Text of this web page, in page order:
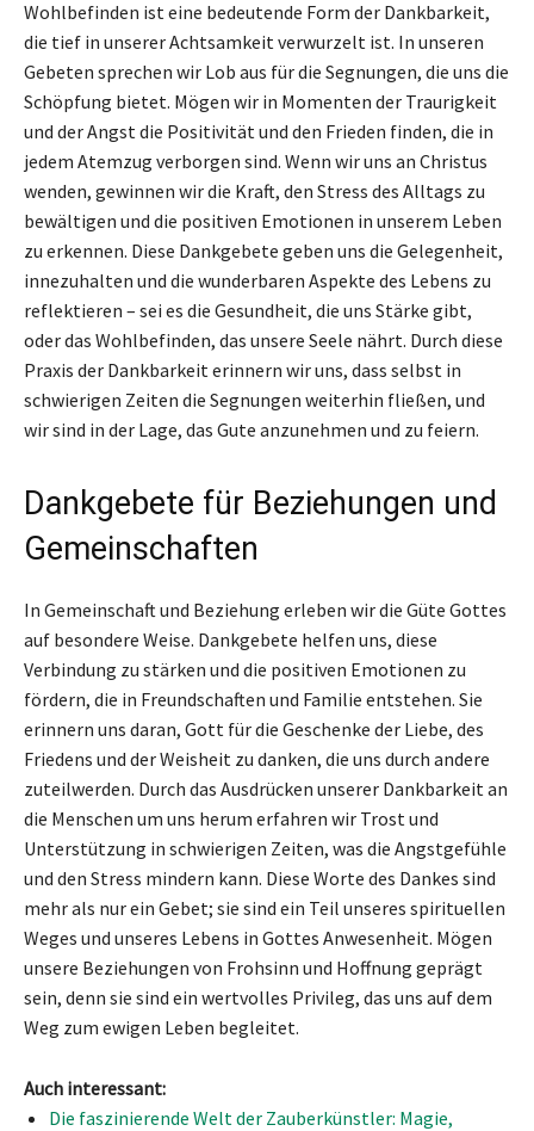
Wohlbefinden ist eine bedeutende Form der Dankbarkeit,
die tief in unserer Achtsamkeit verwurzelt ist. In unseren
Gebeten sprechen wir Lob aus für die Segnungen, die uns die
Schöpfung bietet. Mögen wir in Momenten der Traurigkeit
und der Angst die Positivität und den Frieden finden, die in
jedem Atemzug verborgen sind. Wenn wir uns an Christus
wenden, gewinnen wir die Kraft, den Stress des Alltags zu
bewältigen und die positiven Emotionen in unserem Leben
zu erkennen. Diese Dankgebete geben uns die Gelegenheit,
innezuhalten und die wunderbaren Aspekte des Lebens zu
reflektieren – sei es die Gesundheit, die uns Stärke gibt,
oder das Wohlbefinden, das unsere Seele nährt. Durch diese
Praxis der Dankbarkeit erinnern wir uns, dass selbst in
schwierigen Zeiten die Segnungen weiterhin fließen, und
wir sind in der Lage, das Gute anzunehmen und zu feiern.
Dankgebete für Beziehungen und
Gemeinschaften
In Gemeinschaft und Beziehung erleben wir die Güte Gottes
auf besondere Weise. Dankgebete helfen uns, diese
Verbindung zu stärken und die positiven Emotionen zu
fördern, die in Freundschaften und Familie entstehen. Sie
erinnern uns daran, Gott für die Geschenke der Liebe, des
Friedens und der Weisheit zu danken, die uns durch andere
zuteilwerden. Durch das Ausdrücken unserer Dankbarkeit an
die Menschen um uns herum erfahren wir Trost und
Unterstützung in schwierigen Zeiten, was die Angstgefühle
und den Stress mindern kann. Diese Worte des Dankes sind
mehr als nur ein Gebet; sie sind ein Teil unseres spirituellen
Weges und unseres Lebens in Gottes Anwesenheit. Mögen
unsere Beziehungen von Frohsinn und Hoffnung geprägt
sein, denn sie sind ein wertvolles Privileg, das uns auf dem
Weg zum ewigen Leben begleitet.
Auch interessant:
Die faszinierende Welt der Zauberkünstler: Magie,